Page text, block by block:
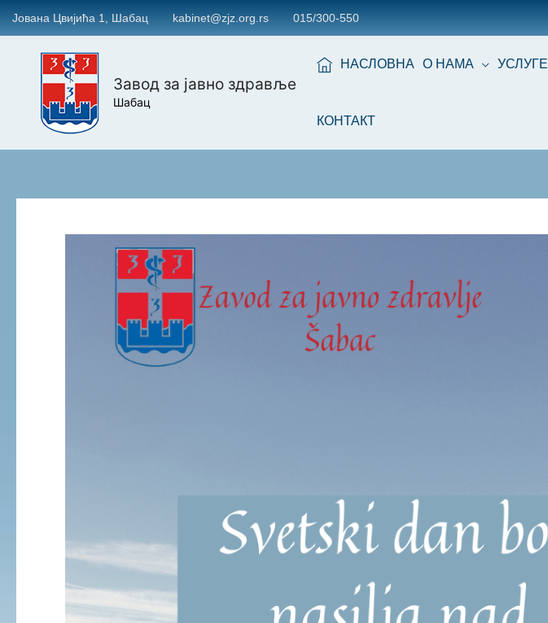
Јована Цвијића 1, Шабац kabinet@zjz.org.rs 015/300-550
Завод за јавно здравље
Шабац
НАСЛОВНА О НАМА УСЛУГЕ
КОНТАКТ